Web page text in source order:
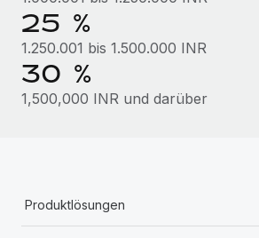
25 %
1.250.001 bis 1.500.000 INR
30 %
1,500,000 INR und darüber
Produktlösungen